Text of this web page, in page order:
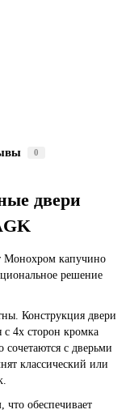
0
двери
Монохром капучино
решение
Конструкция двери
4х сторон кромка
с дверьми
классический или
что обеспечивает